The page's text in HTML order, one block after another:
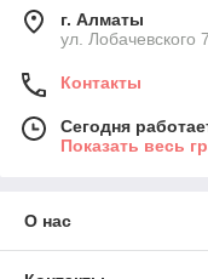
г. Алматы
ул. Лобачевского
Контакты
Сегодня
Показать весь
О нас